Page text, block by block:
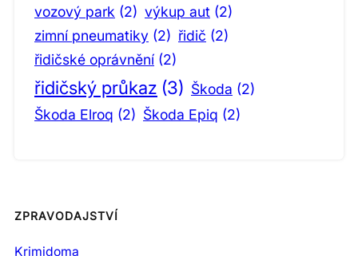
vozový park (2) výkup aut (2)
zimní pneumatiky (2) řidič (2)
řidičské oprávnění (2)
řidičský průkaz (3) Škoda (2)
Škoda Elroq (2) Škoda Epiq (2)
ZPRAVODAJSTVÍ
Krimidoma